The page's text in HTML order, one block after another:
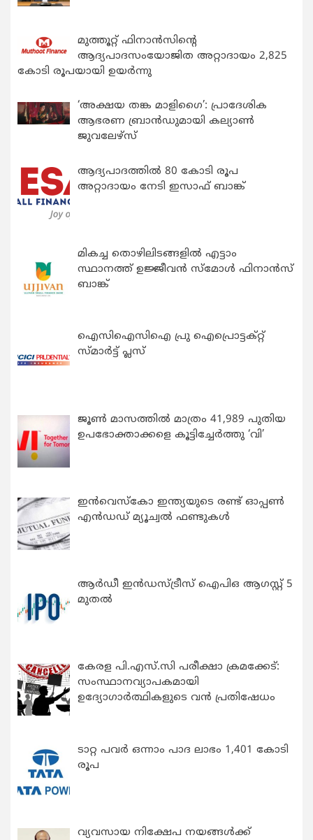
മുത്തൂറ്റ് ഫിനാൻസിന്റെ
ആദ്യപാദസംയോജിത അറ്റാദായം 2,825
കോടി രൂപയായി ഉയർന്നു
‘അക്ഷയ തങ്ക മാളിഗൈ’: പ്രാദേശിക
ആഭരണ ബ്രാന്‍ഡുമായി കല്യാണ്‍
ജുവലേഴ്‌സ്
ആദ്യപാദത്തിൽ 80 കോടി രൂപ
അറ്റാദായം നേടി ഇസാഫ് ബാങ്ക്
മികച്ച തൊഴിലിടങ്ങളിൽ എട്ടാം
സ്ഥാനത്ത് ഉജ്ജീവൻ സ്മോൾ ഫിനാൻസ്
ബാങ്ക്
ഐസിഐസിഐ പ്രു ഐപ്രൊട്ടക്റ്റ്
സ്മാർട്ട് പ്ലസ്
ജൂൺ മാസത്തിൽ മാത്രം 41,989 പുതിയ
ഉപഭോക്താക്കളെ കൂട്ടിച്ചേർത്തു ‘വി’
ഇന്‍വെസ്കോ ഇന്ത്യയുടെ രണ്ട് ഓപ്പണ്‍
എന്‍ഡഡ് മ്യൂച്വല്‍ ഫണ്ടുകള്‍
ആർഡീ ഇൻഡസ്ട്രീസ് ഐപിഒ ആഗസ്റ്റ് 5
മുതൽ
കേരള പി.എസ്.സി പരീക്ഷാ ക്രമക്കേട്:
സംസ്ഥാനവ്യാപകമായി
ഉദ്യോഗാര്‍ത്ഥികളുടെ വന്‍ പ്രതിഷേധം
ടാറ്റ പവർ ഒന്നാം പാദ ലാഭം 1,401 കോടി
രൂപ
വ്യവസായ നിക്ഷേപ നയങ്ങള്‍ക്ക്